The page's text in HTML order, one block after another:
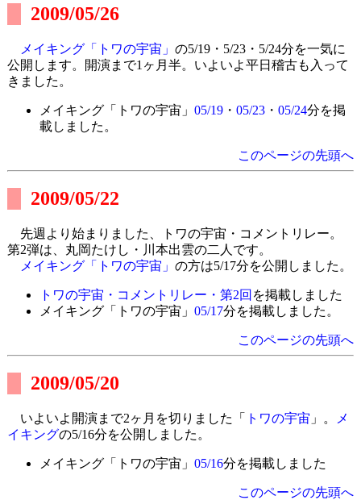
2009/05/26
メイキング「トワの宇宙」 の5/19・5/23・5/24分を一気に
公開します。開演まで1ヶ月半。いよいよ平日稽古も入って
きました。
メイキング「トワの宇宙」 05/19・ 05/23・ 05/24分を掲
載しました。
このページの先頭へ
2009/05/22
先週より始まりました、トワの宇宙・コメントリレー。
第2弾は、丸岡たけし・川本出雲の二人です。
メイキング「トワの宇宙」 の方は5/17分を公開しました。
トワの宇宙・コメントリレー・第2回 を掲載しました
メイキング「トワの宇宙」 05/17分を掲載しました。
このページの先頭へ
2009/05/20
いよいよ開演まで2ヶ月を切りました「 トワの宇宙 」。
メ
イキングの5/16分を公開しました。
メイキング「トワの宇宙」 05/16分を掲載しました
このページの先頭へ